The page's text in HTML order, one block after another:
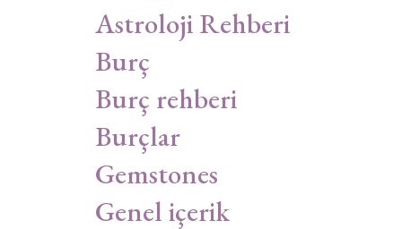
Astroloji Rehberi
Burç
Burç rehberi
Burçlar
Gemstones
Genel içerik